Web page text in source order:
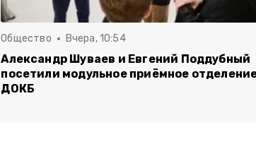
Общество Вчера, 10:54
Александр Шуваев и Евгений Поддубный
посетили модульное приёмное
ДОКБ